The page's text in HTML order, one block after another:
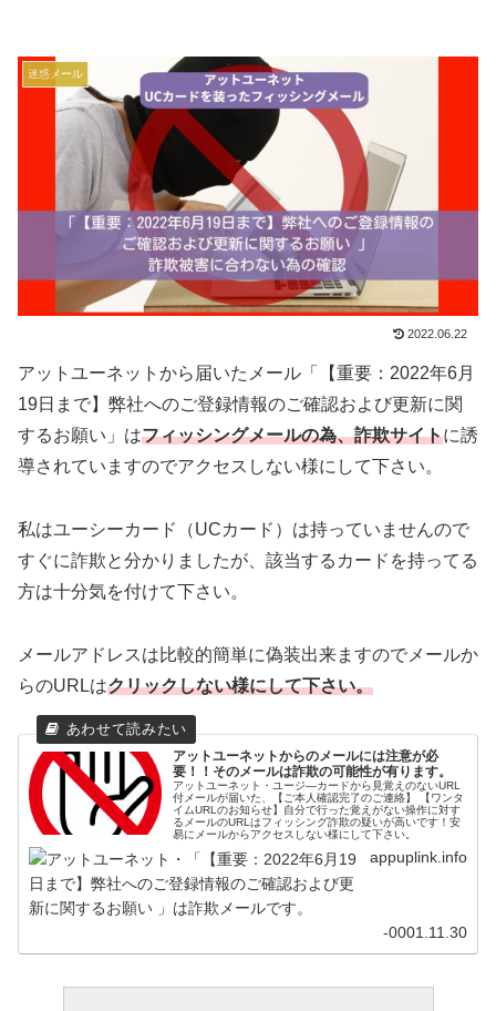
迷惑メール
2022.06.22
アットユーネットから届いたメール「【重要：2022年6月
19日まで】弊社へのご登録情報のご確認および更新に関
するお願い」はフィッシングメールの為、詐欺サイトに誘
導されていますのでアクセスしない様にして下さい。
私はユーシーカード（UCカード）は持っていませんので
すぐに詐欺と分かりましたが、該当するカードを持ってる
方は十分気を付けて下さい。
メールアドレスは比較的簡単に偽装出来ますのでメールか
らのURLはクリックしない様にして下さい。
アットユーネットからのメールには注意が必
要！！そのメールは詐欺の可能性が有ります。
アットユーネット・ユージ―カードから見覚えのないURL
付メールが届いた、【ご本人確認完了のご連絡】 【ワンタ
イムURLのお知らせ】自分で行った覚えがない操作に対す
るメールのURLはフィッシング詐欺の疑いが高いです！安
易にメールからアクセスしない様にして下さい。
appuplink.info
-0001.11.30